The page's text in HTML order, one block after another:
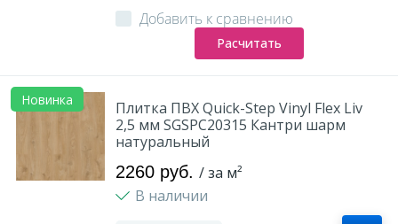
Добавить к сравнению
Расчитать
Новинка
Плитка ПВХ Quick-Step Vinyl Flex Liv
2,5 мм SGSPC20315 Кантри шарм
натуральный
2260 руб. / за м²
В наличии